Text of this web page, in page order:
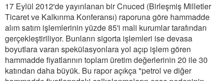
17 Eylül 2012'de yayınlanan bir Cnuced (Birleşmiş Milletler
Ticaret ve Kalkınma Konferansı) raporuna göre hammadde
alım satım işlemlerinin yüzde 85'i mali kurumlar tarafından
gerçekleştiriliyor. Bunların sigorta işlemleri ise devasa
boyutlara varan spekülasyonlara yol açıp işlem gören
hammadde fiyatlarının toplam üretim değerlerinin 20 ile 30
katından daha büyük. Bu rapor açıkça "petrol ve diğer